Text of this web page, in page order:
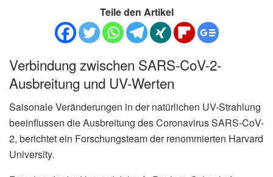
Teile den Artikel
Verbindung zwischen SARS-CoV-2-
Ausbreitung und UV-Werten
Saisonale Veränderungen in der natürlichen UV-Strahlung
beeinflussen die Ausbreitung des Coronavirus SARS-CoV-
2, berichtet ein Forschungsteam der renommierten Harvard
University.